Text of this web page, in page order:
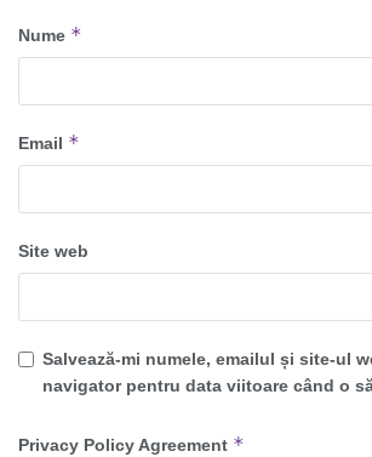
Nume *
Email *
Site web
Salvează-mi numele, emailul și site-ul
navigator pentru data viitoare când o
Privacy Policy Agreement *